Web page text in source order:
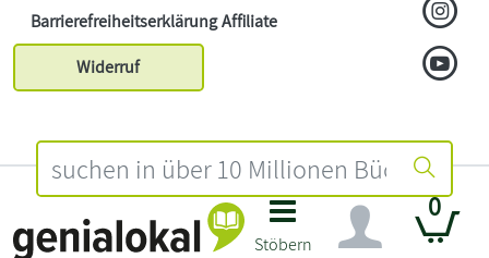
Stöbern
0
BarrierefreiheitserklärungAffiliate
Widerruf